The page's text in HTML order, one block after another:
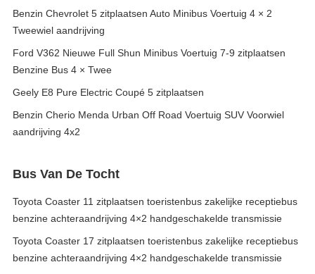
Benzin Chevrolet 5 zitplaatsen Auto Minibus Voertuig 4 × 2
Tweewiel aandrijving
Ford V362 Nieuwe Full Shun Minibus Voertuig 7-9 zitplaatsen
Benzine Bus 4 × Twee
Geely E8 Pure Electric Coupé 5 zitplaatsen
Benzin Cherio Menda Urban Off Road Voertuig SUV Voorwiel
aandrijving 4x2
Bus Van De Tocht
Toyota Coaster 11 zitplaatsen toeristenbus zakelijke receptiebus
benzine achteraandrijving 4×2 handgeschakelde transmissie
Toyota Coaster 17 zitplaatsen toeristenbus zakelijke receptiebus
benzine achteraandrijving 4×2 handgeschakelde transmissie